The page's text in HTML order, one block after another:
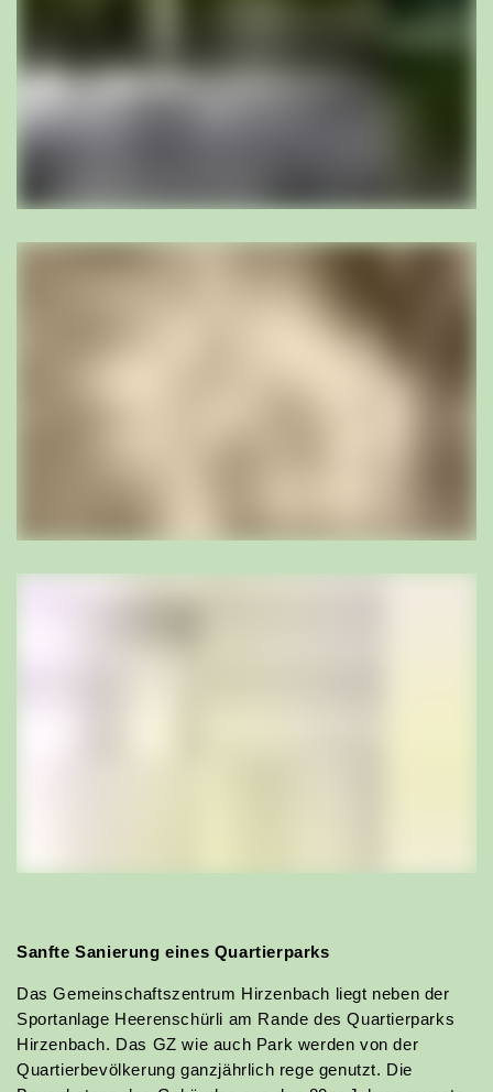
Sanfte Sanierung eines Quartierparks
Das Gemeinschaftszentrum Hirzenbach liegt neben der
Sportanlage Heerenschürli am Rande des Quartierparks
Hirzenbach. Das GZ wie auch Park werden von der
Quartierbevölkerung ganzjährlich rege genutzt. Die